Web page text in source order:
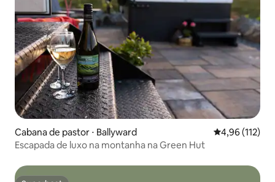
Cabana de pastor ⋅ Ballyward 4,96 de uma
4,96 (112)
Escapada de luxo na montanha na Green Hut